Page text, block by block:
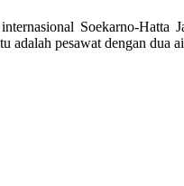
Soekarno-Hatta
adalah pesawat dengan dua